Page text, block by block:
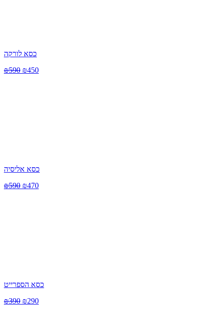
כסא לורקה
₪590 ₪450
כסא אליסיה
₪590 ₪470
כסא הספרייט
₪390 ₪290